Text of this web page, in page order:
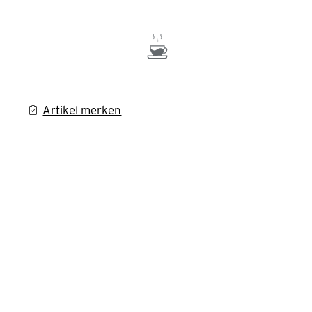
Artikel merken